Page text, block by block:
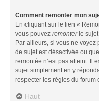
Comment remonter mon
En cliquant sur le lien «
vous pouvez remonterle sujet
Par ailleurs, si vous ne
de sujet est désactivée ou
remontée n’est pas atteint. Il
sujet simplement en y
respecter les règles du forum
Haut